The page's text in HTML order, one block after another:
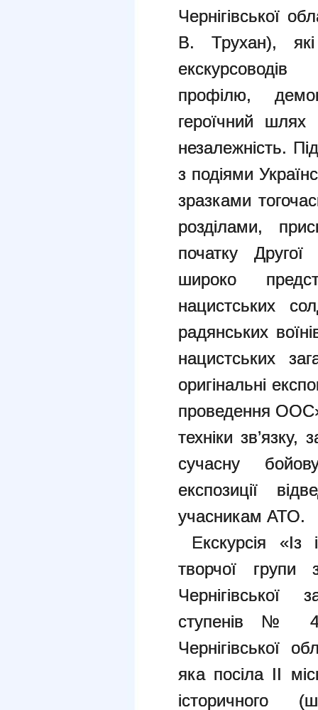
Чернігівської
В. Трухан),
екскурсоводів
профілю,
героїчний
незалежність.
з подіями
зразками
розділами,
початку Другої
широко
нацистських
радянських
нацистських
оригінальні
проведення
техніки зв’язку,
сучасну
експозиції
учасникам АТО.
Екскурсія «Із
творчої групи
Чернігівської
ступенів № 4
Чернігівської
яка посіла II
історичного